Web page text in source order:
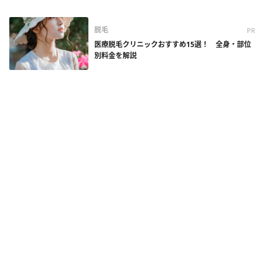
脱毛 PR
医療脱毛クリニックおすすめ15選！ 全身・部位
別料金を解説